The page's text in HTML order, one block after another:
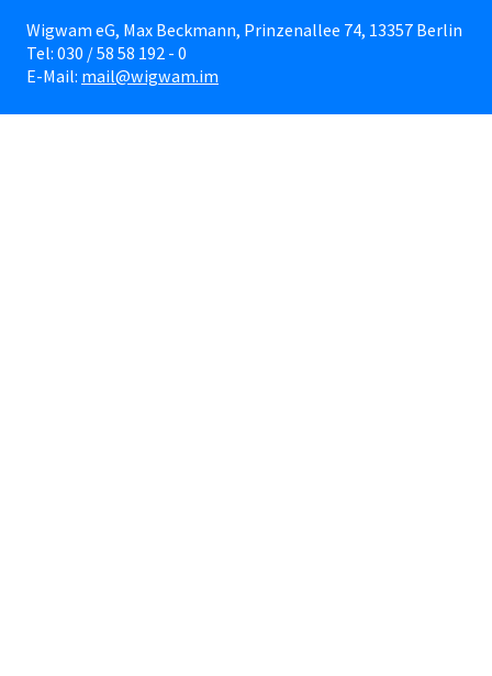
Wigwam eG, Max Beckmann, Prinzenallee 74, 13357 Berlin
Tel: 030 / 58 58 192 - 0
E-Mail: mail@wigwam.im